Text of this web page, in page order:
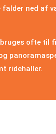
falder ned af
ofte til
ridehaller.